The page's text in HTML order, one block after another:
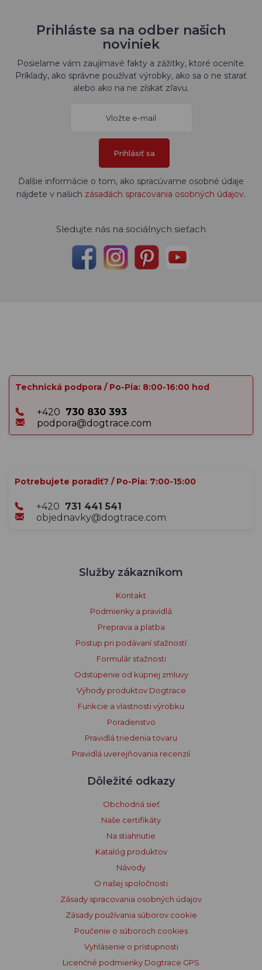
Prihláste sa na odber našich
noviniek
Posielame vám zaujímavé fakty a zážitky, ktoré oceníte.
Príklady, ako správne používať výrobky, ako sa o ne starať
alebo ako na ne získať zľavu.
Prihlásiť sa
Ďalšie informácie o tom, ako spracúvame osobné údaje
nájdete v našich zásadách spracovania osobných údajov.
Sledujte nás na sociálnych sieťach
Technická podpora / Po-Pia: 8:00-16:00 hod
+420 730 830 393
podpora@dogtrace.com
Potrebujete poradiť? / Po-Pia: 7:00-15:00
+420 731 441 541
objednavky@dogtrace.com
Služby zákazníkom
Kontakt
Podmienky a pravidlá
Preprava a platba
Postup pri podávaní sťažností
Formulár sťažnosti
Odstúpenie od kúpnej zmluvy
Výhody produktov Dogtrace
Funkcie a vlastnosti výrobku
Poradenstvo
Pravidlá triedenia tovaru
Pravidlá uverejňovania recenzií
Dôležité odkazy
Obchodná sieť
Naše certifikáty
Na stiahnutie
Katalóg produktov
Návody
O našej spoločnosti
Zásady spracovania osobných údajov
Zásady používania súborov cookie
Poučenie o súboroch cookies
Vyhlásenie o prístupnosti
Licenčné podmienky Dogtrace GPS